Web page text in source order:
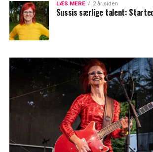
LÆS MERE 2 år siden
Sussis særlige talent: